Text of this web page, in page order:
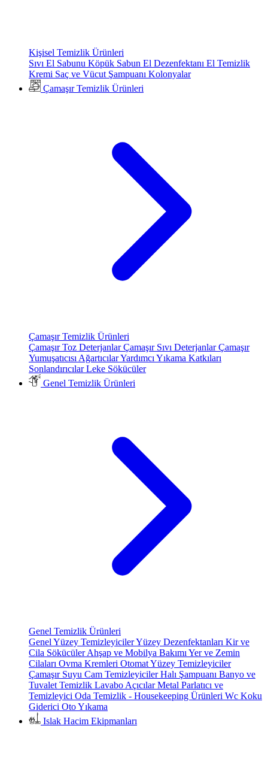
Kişisel Temizlik Ürünleri
Sıvı El Sabunu Köpük Sabun El Dezenfektanı El Temizlik
Kremi Saç ve Vücut Şampuanı Kolonyalar
Çamaşır Temizlik Ürünleri
Çamaşır Temizlik Ürünleri
Çamaşır Toz DeterjanlarÇamaşır Sıvı DeterjanlarÇamaşır
Yumuşatıcısı AğartıcılarYardımcı Yıkama Katkıları
SonlandırıcılarLeke Sökücüler
Genel Temizlik Ürünleri
Genel Temizlik Ürünleri
Genel Yüzey TemizleyicilerYüzey Dezenfektanları Kir ve
Cila SökücülerAhşap ve Mobilya Bakımı Yer ve Zemin
Cilaları Ovma Kremleri Otomat Yüzey Temizleyiciler
Çamaşır Suyu Cam TemizleyicilerHalı Şampuanı Banyo ve
Tuvalet Temizlik Lavabo AçıcılarMetal Parlatıcı ve
Temizleyici Oda Temizlik - Housekeeping Ürünleri Wc Koku
Giderici Oto Yıkama
Islak Hacim Ekipmanları